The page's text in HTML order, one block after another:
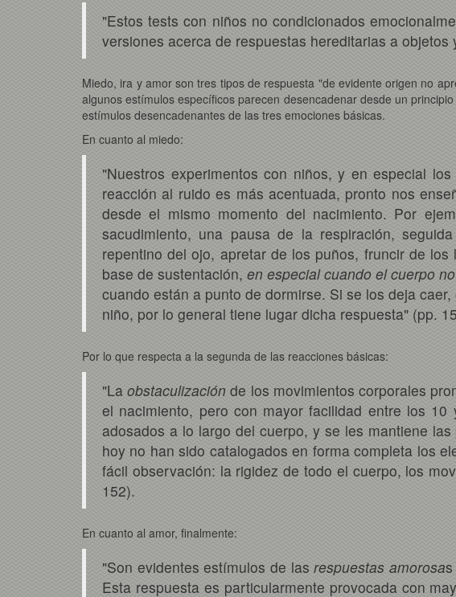
"Estos tests con niños no condicionados
versiones acerca de respuestas hereditarias a
Miedo, ira y amor son tres tipos de respuesta "de evidente origen no
algunos estímulos específicos parecen desencadenar desde un
estímulos desencadenantes de las tres emociones básicas.
En cuanto al miedo:
"Nuestros experimentos con niños, y en especial
reacción al ruido es más acentuada, pronto nos
desde el mismo momento del nacimiento. Por
sacudimiento, una pausa de la respiración,
repentino del ojo, apretar de los puños, fruncir de
base de sustentación,en especial cuando el cuerpo
cuando están a punto de dormirse. Si se los deja
niño, por lo general tiene lugar dicha respuesta" (pp.
Por lo que respecta a la segunda de las reacciones básicas:
"Laobstaculización de los movimientos corporales
el nacimiento, pero con mayor facilidad entre los
adosados a lo largo del cuerpo, y se les mantiene
hoy no han sido catalogados en forma completa los
fácil observación: la rigidez de todo el cuerpo, los
152).
En cuanto al amor, finalmente:
"Son evidentes estímulos de lasrespuestas amorosa
Esta respuesta es particularmente provocada con